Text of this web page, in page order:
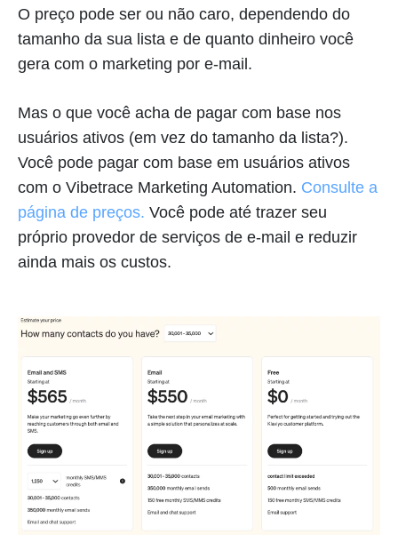
O preço pode ser ou não caro, dependendo do
tamanho da sua lista e de quanto dinheiro você
gera com o marketing por e-mail.
Mas o que você acha de pagar com base nos
usuários ativos (em vez do tamanho da lista?).
Você pode pagar com base em usuários ativos
com o Vibetrace Marketing Automation. Consulte a
página de preços. Você pode até trazer seu
próprio provedor de serviços de e-mail e reduzir
ainda mais os custos.